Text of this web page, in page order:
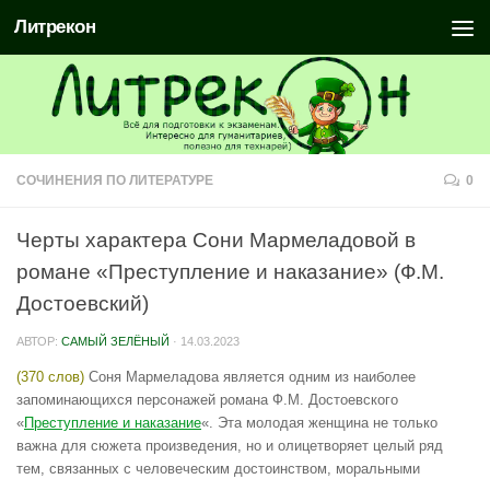
Литрекон
СОЧИНЕНИЯ ПО ЛИТЕРАТУРЕ 0
Черты характера Сони Мармеладовой в
романе «Преступление и наказание» (Ф.М.
Достоевский)
АВТОР: САМЫЙ ЗЕЛЁНЫЙ · 14.03.2023
(370 слов) Соня Мармеладова является одним из наиболее
запоминающихся персонажей романа Ф.М. Достоевского
«Преступление и наказание«. Эта молодая женщина не только
важна для сюжета произведения, но и олицетворяет целый ряд
тем, связанных с человеческим достоинством, моральными